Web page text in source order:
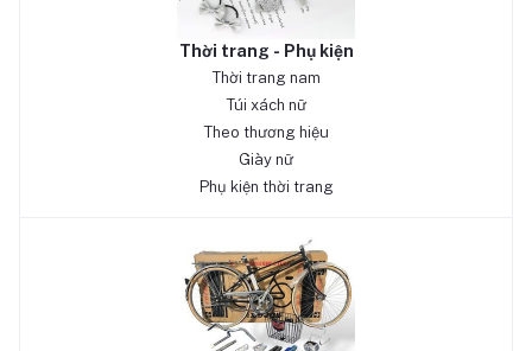
Thời trang - Phụ kiện
Thời trang nam
Túi xách nữ
Theo thương hiệu
Giày nữ
Phụ kiện thời trang